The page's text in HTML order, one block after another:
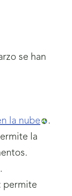
se han
la nube
.
la
.
permite